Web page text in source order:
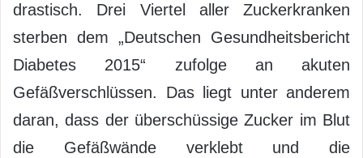
drastisch. Drei Viertel aller Zuckerkranken
sterben dem „Deutschen Gesundheitsbericht
Diabetes 2015“ zufolge an akuten
Gefäßverschlüssen. Das liegt unter anderem
daran, dass der überschüssige Zucker im Blut
die Gefäßwände verklebt und die